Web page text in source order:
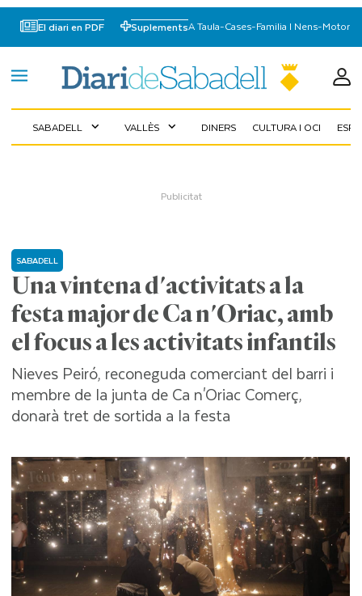
El diari en PDF SuplementsA Taula-Cases-Familia I Nens-Motor
SABADELL expand_more VALLÈS expand_more DINERS CULTURA I OCI
Una vintena d'activitats a la
festa major de Ca n'Oriac, amb
el focus a les activitats infantils
SABADELL
Nieves Peiró, reconeguda comerciant del barri i
membre de la junta de Ca n'Oriac Comerç,
donarà tret de sortida a la festa